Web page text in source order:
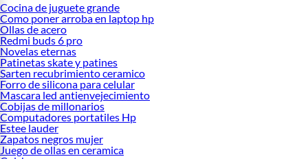
Cocina de juguete grande
Como poner arroba en laptop hp
Ollas de acero
Redmi buds 6 pro
Novelas eternas
Patinetas skate y patines
Sarten recubrimiento ceramico
Forro de silicona para celular
Mascara led antienvejecimiento
Cobijas de millonarios
Computadores portatiles Hp
Estee lauder
Zapatos negros mujer
Juego de ollas en ceramica